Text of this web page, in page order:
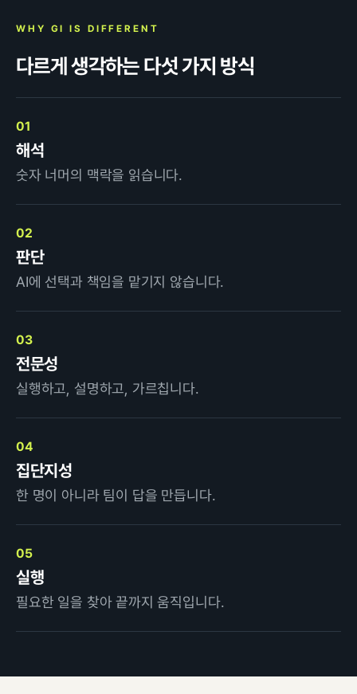
WHY GI IS DIFFERENT
다르게 생각하는 다섯 가지 방식
01
해석
숫자 너머의 맥락을 읽습니다.
02
판단
AI에 선택과 책임을 맡기지 않습니다.
03
전문성
실행하고, 설명하고, 가르칩니다.
04
집단지성
한 명이 아니라 팀이 답을 만듭니다.
05
실행
필요한 일을 찾아 끝까지 움직입니다.